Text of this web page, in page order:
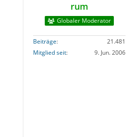
rum
Globaler Moderator
Beiträge
21.481
Mitglied seit
9. Jun. 2006